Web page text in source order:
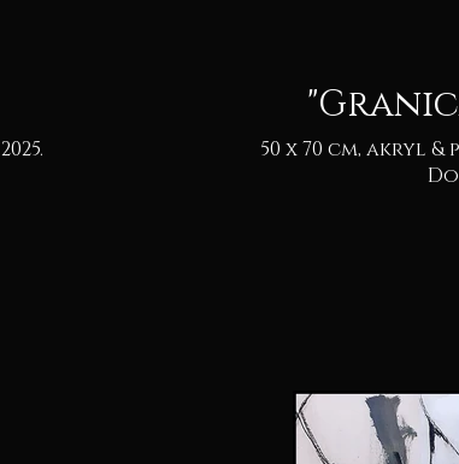
50 x 70 cm, akryl & pastel na kartonie 2025.